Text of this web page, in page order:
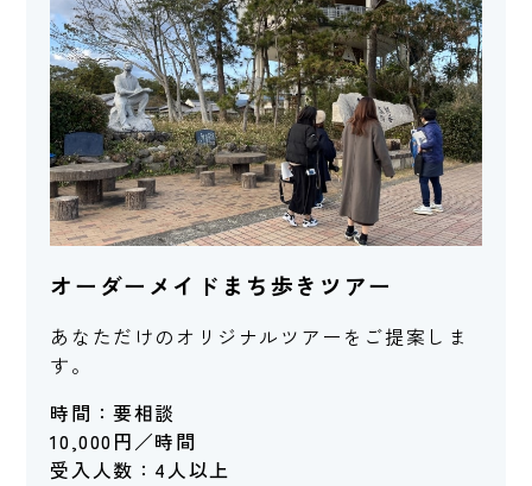
オーダーメイドまち歩きツアー
あなただけのオリジナルツアーをご提案しま
す。
時間：要相談
10,000円／時間
受入人数：4人以上